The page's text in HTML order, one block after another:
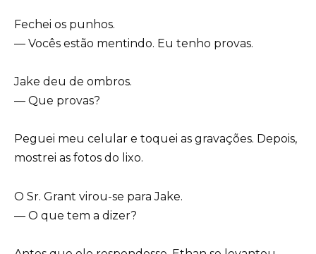
Fechei os punhos.
— Vocês estão mentindo. Eu tenho provas.
Jake deu de ombros.
— Que provas?
Peguei meu celular e toquei as gravações. Depois,
mostrei as fotos do lixo.
O Sr. Grant virou-se para Jake.
— O que tem a dizer?